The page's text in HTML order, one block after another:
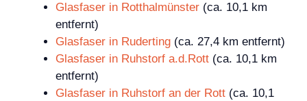
Glasfaser in Rotthalmünster (ca. 10,1 km
entfernt)
Glasfaser in Ruderting (ca. 27,4 km entfernt)
Glasfaser in Ruhstorf a.d.Rott (ca. 10,1 km
entfernt)
Glasfaser in Ruhstorf an der Rott (ca. 10,1